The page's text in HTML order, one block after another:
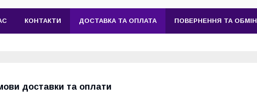
КОНТАКТИ ДОСТАВКА ТА ОПЛАТА ПОВЕРНЕННЯ ТА ОБМІН
доставки та оплати